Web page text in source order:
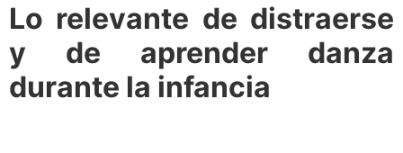
Lo relevante de distraerse
y de aprender danza
durante la infancia